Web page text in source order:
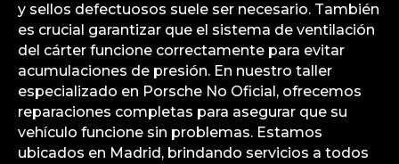
y sellos defectuosos suele ser necesario. También
es crucial garantizar que el sistema de ventilación
del cárter funcione correctamente para evitar
acumulaciones de presión. En nuestro taller
especializado en Porsche No Oficial, ofrecemos
reparaciones completas para asegurar que su
vehículo funcione sin problemas. Estamos
ubicados en Madrid, brindando servicios a todos